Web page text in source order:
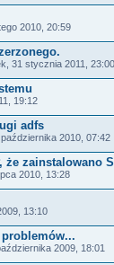
2010, 20:59
31 stycznia 2011, 23:00
19:12
adfs
2010, 07:42
że zainstalowano
2010, 13:28
13:10
2009, 18:01